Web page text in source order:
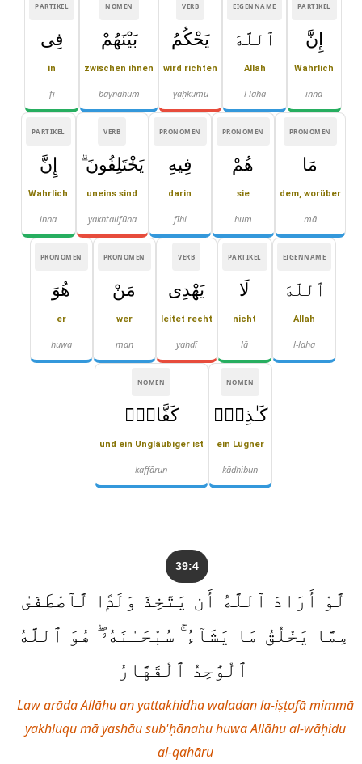
PARTIKEL
إِنَّ
Wahrlich
inna
EIGENNAME
ٱللَّهَ
Allah
l-laha
VERB
يَحْكُمُ
wird richten
yaḥkumu
NOMEN
بَيْنَهُمْ
zwischen ihnen
baynahum
PARTIKEL
فِى
in
fī
PRONOMEN
مَا
dem, worüber
mā
PRONOMEN
هُمْ
sie
hum
PRONOMEN
فِيهِ
darin
fīhi
VERB
يَخْتَلِفُونَ ۗ
uneins sind
yakhtalifūna
PARTIKEL
إِنَّ
Wahrlich
inna
EIGENNAME
ٱللَّهَ
Allah
l-laha
PARTIKEL
لَا
nicht
lā
VERB
يَهْدِى
leitet recht
yahdī
PRONOMEN
مَنْ
wer
man
PRONOMEN
هُوَ
er
huwa
NOMEN
كَـٰذِبٌۭ
ein Lügner
kādhibun
NOMEN
كَفَّارٌۭ
und ein Ungläubiger ist
kaffārun
39:4
لَّوْ أَرَادَ ٱللَّهُ أَن يَتَّخِذَ وَلَدًۭا لَّٱصْطَفَىٰ
مِمَّا يَخْلُقُ مَا يَشَآءُ ۚ سُبْحَـٰنَهُۥ ۖ هُوَ ٱللَّهُ
ٱلْوَٰحِدُ ٱلْقَهَّارُ
Law arāda Allāhu an yattakhidha waladan la-iṣṭafā mimmā
yakhluqu mā yashāu sub'ḥānahu huwa Allāhu al-wāḥidu
al-qahāru